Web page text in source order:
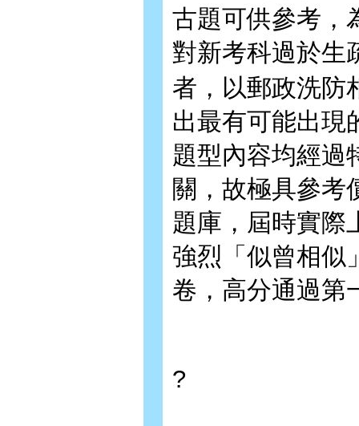
古題可供參考，
對新考科過於生
者，以郵政洗
出最有可能出現
題型內容均經過
關，故極具參考
題庫，屆時實際
強烈「似曾相似
卷，高分通過
?